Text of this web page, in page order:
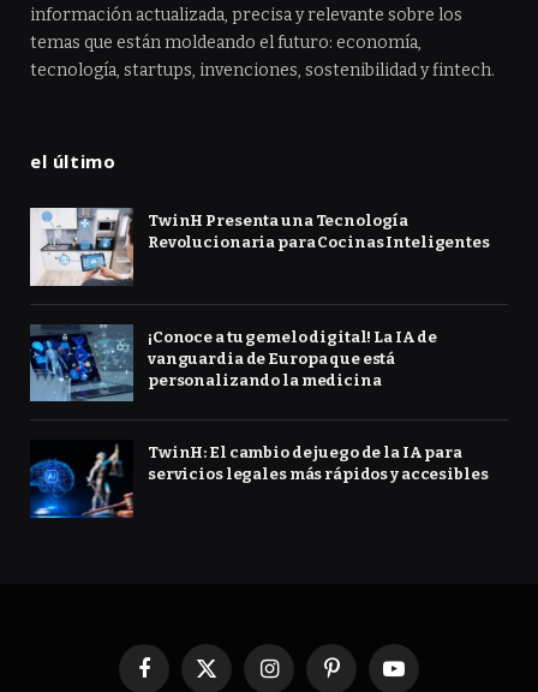
información actualizada, precisa y relevante sobre los
temas que están moldeando el futuro: economía,
tecnología, startups, invenciones, sostenibilidad y fintech.
el último
TwinH Presenta una Tecnología
Revolucionaria para Cocinas Inteligentes
¡Conoce a tu gemelo digital! La IA de
vanguardia de Europa que está
personalizando la medicina
TwinH: El cambio de juego de la IA para
servicios legales más rápidos y accesibles
Facebook
X InstagramPinterestYouTube